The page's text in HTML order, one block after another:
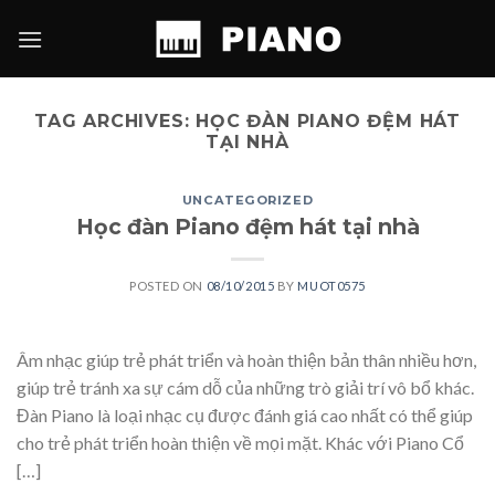
TAG ARCHIVES: HỌC ĐÀN PIANO ĐỆM HÁT
TẠI NHÀ
UNCATEGORIZED
Học đàn Piano đệm hát tại nhà
POSTED ON 08/10/2015 BY MUOT0575
Âm nhạc giúp trẻ phát triển và hoàn thiện bản thân nhiều hơn,
giúp trẻ tránh xa sự cám dỗ của những trò giải trí vô bổ khác.
Đàn Piano là loại nhạc cụ được đánh giá cao nhất có thể giúp
cho trẻ phát triển hoàn thiện về mọi mặt. Khác với Piano Cổ
[…]